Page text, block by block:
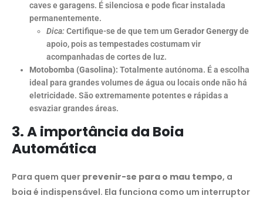
caves e garagens. É silenciosa e pode ficar instalada
permanentemente.
Dica: Certifique-se de que tem umGerador Genergyde
apoio, pois as tempestades costumam vir
acompanhadas de cortes de luz.
Motobomba (Gasolina): Totalmente autónoma. É a escolha
ideal para grandes volumes de água ou locais onde não há
eletricidade. São extremamente potentes e rápidas a
esvaziar grandes áreas.
3. A importância da Boia
Automática
Para quem quer prevenir-se para o mau tempo, a
boia é indispensável. Ela funciona como um interruptor